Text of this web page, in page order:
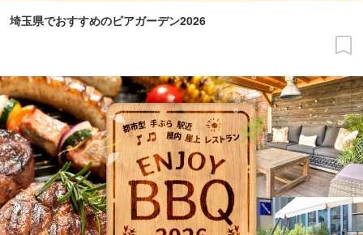
埼玉県でおすすめのビアガーデン2026